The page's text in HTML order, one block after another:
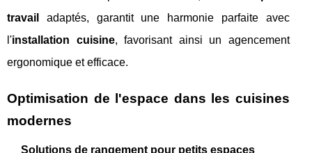
travail
adaptés, garantit une harmonie parfaite avec
l'installation cuisine, favorisant ainsi un agencement
ergonomique et efficace.
Optimisation de l'espace dans les cuisines
modernes
Solutions de rangement pour petits espaces